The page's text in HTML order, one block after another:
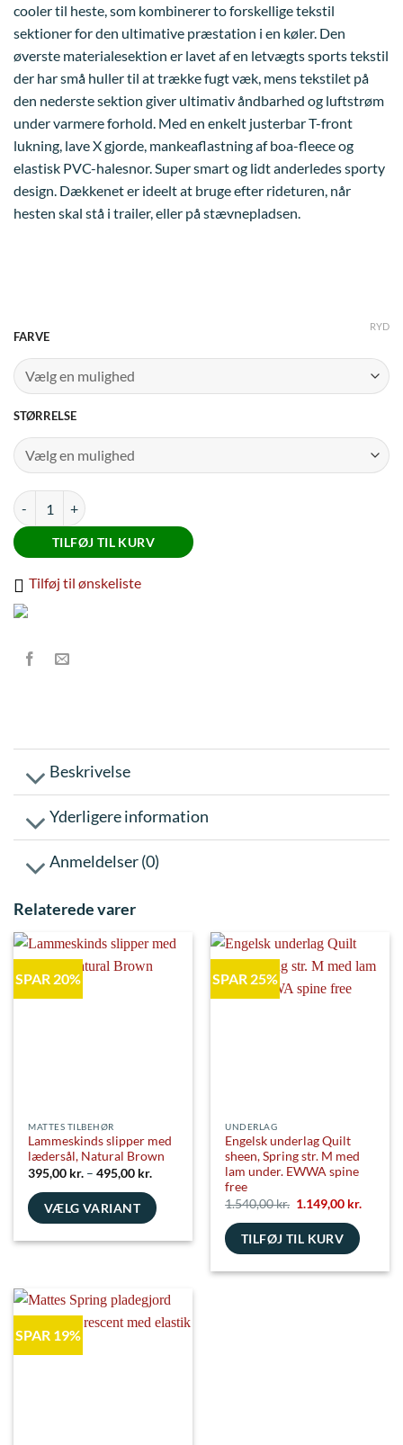
cooler til heste, som kombinerer to forskellige tekstil
sektioner for den ultimative præstation i en køler. Den
øverste materialesektion er lavet af en letvægts sports tekstil
der har små huller til at trække fugt væk, mens tekstilet på
den nederste sektion giver ultimativ åndbarhed og luftstrøm
under varmere forhold. Med en enkelt justerbar T-front
lukning, lave X gjorde, mankeaflastning af boa-fleece og
elastisk PVC-halesnor. Super smart og lidt anderledes sporty
design. Dækkenet er ideelt at bruge efter rideturen, når
hesten skal stå i trailer, eller på stævnepladsen.
FARVE
STØRRELSE
RYD
Weatherbeeta Air-Tec Cooler Standard Neck antal
TILFØJ TIL KURV
Tilføj til ønskeliste
Beskrivelse
Yderligere information
Anmeldelser (0)
Relaterede varer
SPAR 20%
MATTES TILBEHØR
Lammeskinds slipper med
lædersål, Natural Brown
395,00 kr. – 495,00 kr.
til
495,00 kr.
VÆLG VARIANT
varianter.
Mulighederne
kan
SPAR 25%
UNDERLAG
Engelsk underlag Quilt
sheen, Spring str. M med
lam under. EWWA spine
free
1.540,00kr. Den
oprindelige
pris
var:
1.540,00 kr..
1.149,00 kr.
TILFØJ TIL KURV
SPAR 19%